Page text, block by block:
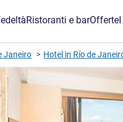
Ristoranti e barOfferte
Janeiro Hotel in Río de